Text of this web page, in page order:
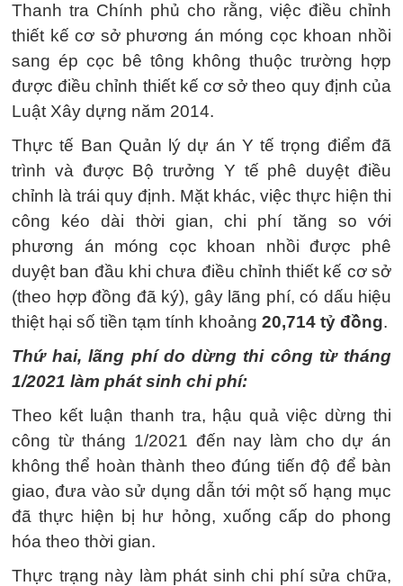
Thanh tra Chính phủ cho rằng, việc điều chỉnh
thiết kế cơ sở phương án móng cọc khoan nhồi
sang ép cọc bê tông không thuộc trường hợp
được điều chỉnh thiết kế cơ sở theo quy định của
Luật Xây dựng năm 2014.
Thực tế Ban Quản lý dự án Y tế trọng điểm đã
trình và được Bộ trưởng Y tế phê duyệt điều
chỉnh là trái quy định. Mặt khác, việc thực hiện thi
công kéo dài thời gian, chi phí tăng so với
phương án móng cọc khoan nhồi được phê
duyệt ban đầu khi chưa điều chỉnh thiết kế cơ sở
(theo hợp đồng đã ký), gây lãng phí, có dấu hiệu
thiệt hại số tiền tạm tính khoảng 20,714 tỷ đồng.
Thứ hai, lãng phí do dừng thi công từ tháng
1/2021 làm phát sinh chi phí:
Theo kết luận thanh tra, hậu quả việc dừng thi
công từ tháng 1/2021 đến nay làm cho dự án
không thể hoàn thành theo đúng tiến độ để bàn
giao, đưa vào sử dụng dẫn tới một số hạng mục
đã thực hiện bị hư hỏng, xuống cấp do phong
hóa theo thời gian.
Thực trạng này làm phát sinh chi phí sửa chữa,